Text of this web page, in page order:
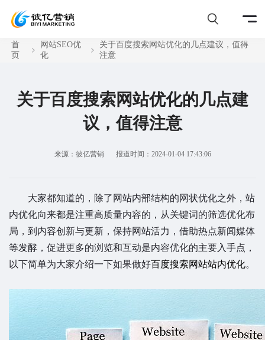
首
页
网站SEO优
化
关于百度搜索网站优化的几点建议，值得
注意
关于百度搜索网站优化的几点建
议，值得注意
来源：彼亿营销 报道时间：2024-01-04 17:43:06
大家都知道的，除了网站内部结构的网状优化之外，站
内优化向来都是注重高质量内容的，从关键词的筛选优化布
局，到内容创新与更新，保持网站活力，借助热点新闻媒体
等发酵，促进更多的浏览和互动是内容优化的主要入手点，
以下简单为大家介绍一下如果做好百度搜索网站站内优化。